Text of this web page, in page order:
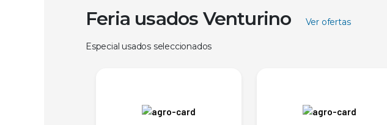
Feria usados Venturino Ver ofertas
Especial usados seleccionados